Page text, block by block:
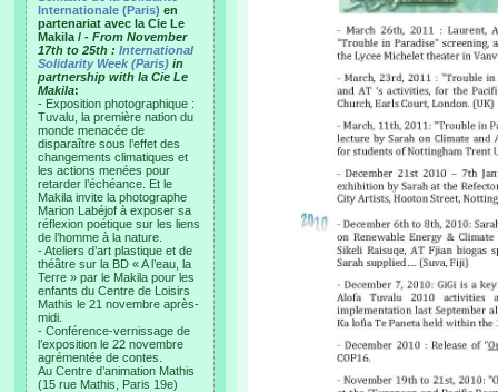
Internationale (Paris) en
partenariat avec la Cie Le
Makila / - From November
17th to 25th : International
Solidarity Week (Paris) in
partnership with la Cie Le
Makila:
- Exposition photographique :
Tuvalu, la première nation du
monde menacée de
disparaître sous l’effet des
changements climatiques et
les actions menées pour
retarder l’échéance. Et le
Makila invite la photographe
Marion Labéjof à exposer sa
réflexion poétique sur les liens
de l’homme à la nature.
- Ateliers d’art plastique et de
théâtre sur la BD « A l’eau, la
Terre » par le Makila pour les
enfants du Centre de Loisirs
Mathis le 21 novembre après-
midi.
- Conférence-vernissage de
l’exposition le 22 novembre
agrémentée de contes.
Au Centre d’animation Mathis
(15 rue Mathis, Paris 19e)